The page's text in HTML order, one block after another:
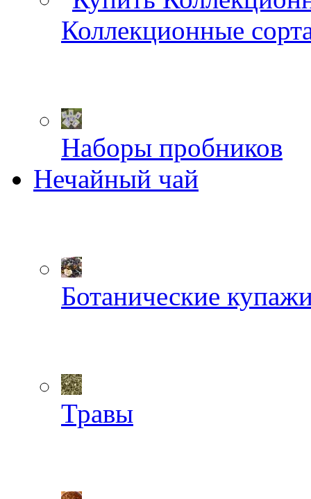
Коллекционные
Наборы пробников
Нечайный чай
Ботанические
Травы